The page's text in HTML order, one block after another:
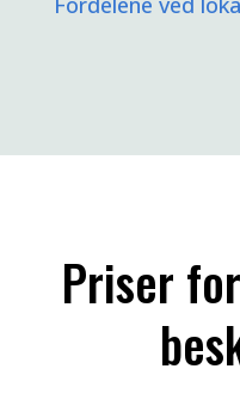
Priser